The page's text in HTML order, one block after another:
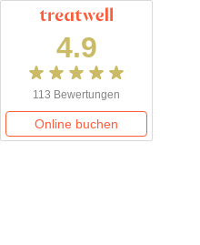
4.9
113 Bewertungen
Online buchen